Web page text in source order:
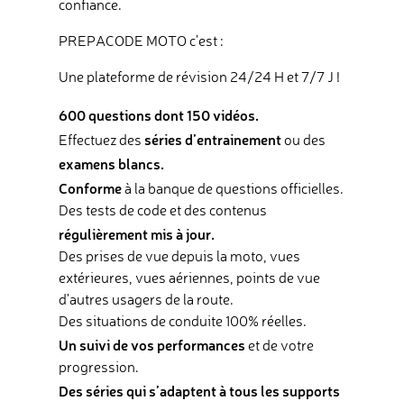
confiance.
PREPACODE MOTO c’est :
Une plateforme de révision 24/24 H et 7/7 J !
600 questions dont 150 vidéos.
Effectuez des séries d’entrainementou des
examens blancs.
Conformeà la banque de questions officielles.
Des tests de code et des contenus
régulièrement mis à jour.
Des prises de vue depuis la moto, vues
extérieures, vues aériennes, points de vue
d'autres usagers de la route.
Des situations de conduite 100% réelles.
Un suivi de vos performances et de votre
progression.
Des séries qui s’adaptent à tous les supports